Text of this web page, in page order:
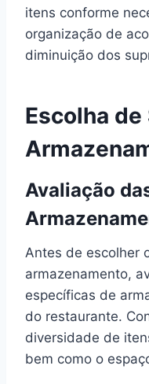
itens conforme
organização de
diminuição dos
Escolha
Avaliação
Antes de escolher
armazenamento,
específicas de
do restaurante.
diversidade de
bem como o